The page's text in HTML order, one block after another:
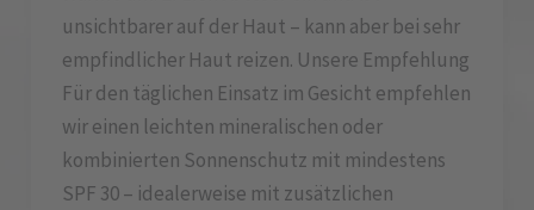
unsichtbarer auf der Haut – kann aber bei sehr
empfindlicher Haut reizen. Unsere Empfehlung
Für den täglichen Einsatz im Gesicht empfehlen
wir einen leichten mineralischen oder
kombinierten Sonnenschutz mit mindestens
SPF 30 – idealerweise mit zusätzlichen